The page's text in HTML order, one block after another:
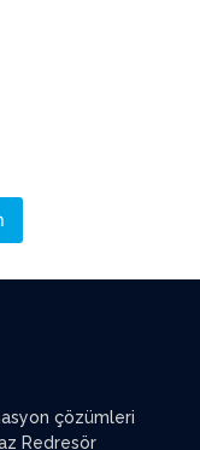
çözümleri
Redresör